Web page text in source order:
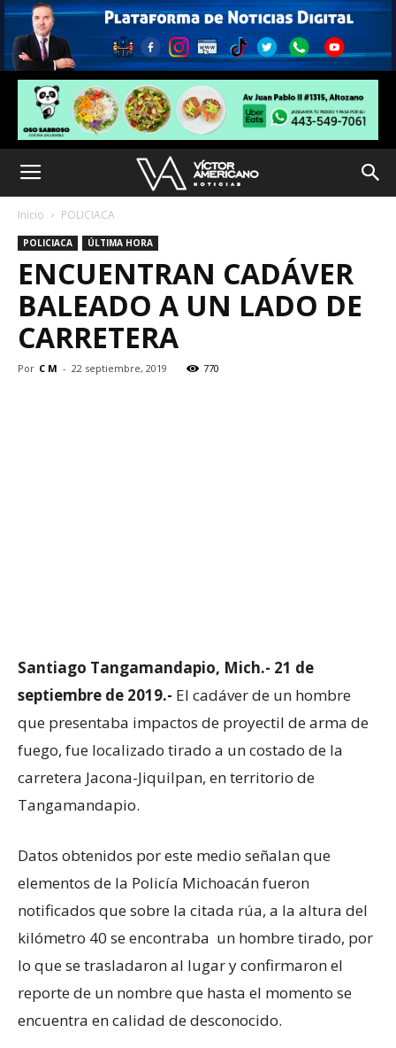
Inicio POLICIACA
POLICIACA ÚLTIMA HORA
ENCUENTRAN CADÁVER
BALEADO A UN LADO DE
CARRETERA
Por C M - 22 septiembre, 2019 770
Santiago Tangamandapio, Mich.- 21 de
septiembre de 2019.- El cadáver de un hombre
que presentaba impactos de proyectil de arma de
fuego, fue localizado tirado a un costado de la
carretera Jacona-Jiquilpan, en territorio de
Tangamandapio.
Datos obtenidos por este medio señalan que
elementos de la Policía Michoacán fueron
notificados que sobre la citada rúa, a la altura del
kilómetro 40 se encontraba un hombre tirado, por
lo que se trasladaron al lugar y confirmaron el
reporte de un nombre que hasta el momento se
encuentra en calidad de desconocido.